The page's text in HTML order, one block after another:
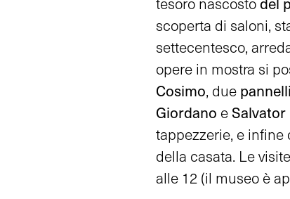
scoperta di saloni,
settecentesco,
opere in mostra si
Cosimo, due
Giordano eSalvator
tappezzerie, e
della casata. Le
alle 12 (il museo è